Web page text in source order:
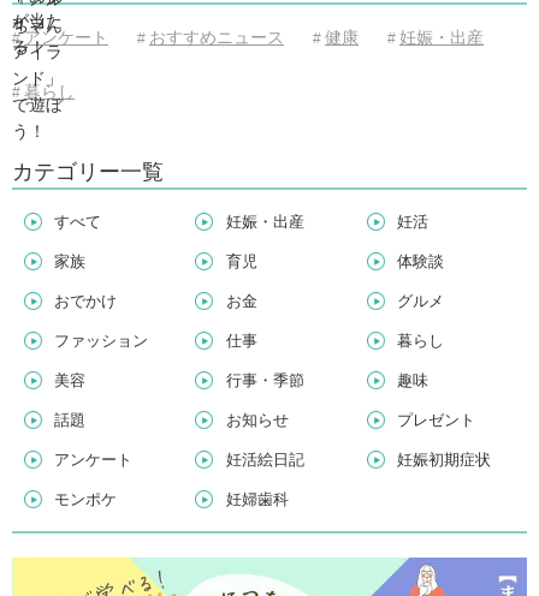
# アンケート # おすすめニュース # 健康 # 妊娠・出産
# 暮らし
カテゴリー一覧
すべて 妊娠・出産 妊活
家族 育児 体験談
おでかけ お金 グルメ
ファッション 仕事 暮らし
美容 行事・季節 趣味
話題 お知らせ プレゼント
アンケート 妊活絵日記 妊娠初期症状
モンポケ 妊婦歯科